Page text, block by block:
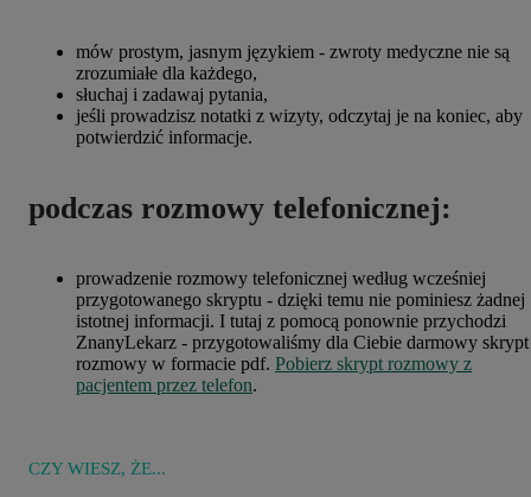
mów prostym, jasnym językiem - zwroty medyczne nie są
zrozumiałe dla każdego,
słuchaj i zadawaj pytania,
jeśli prowadzisz notatki z wizyty, odczytaj je na koniec, aby
potwierdzić informacje.
podczas rozmowy telefonicznej:
prowadzenie rozmowy telefonicznej według wcześniej
przygotowanego skryptu - dzięki temu nie pominiesz żadnej
istotnej informacji. I tutaj z pomocą ponownie przychodzi
ZnanyLekarz - przygotowaliśmy dla Ciebie darmowy skrypt
rozmowy w formacie pdf. Pobierz skrypt rozmowy z
pacjentem przez telefon.
CZY WIESZ, ŻE...